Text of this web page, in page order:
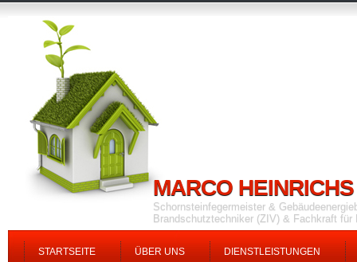
MARCO HEINRICHS
Schornsteinfegermeister &
Brandschutztechniker (ZIV) & Fachkraft
STARTSEITE ÜBER UNS DIENSTLEISTUNGEN